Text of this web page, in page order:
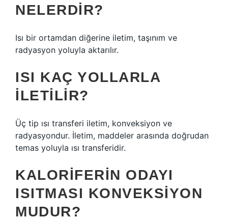
NELERDIR?
Isı bir ortamdan diğerine iletim, taşınım ve
radyasyon yoluyla aktarılır.
ISI KAÇ YOLLARLA
ILETILIR?
Üç tip ısı transferi iletim, konveksiyon ve
radyasyondur. İletim, maddeler arasında doğrudan
temas yoluyla ısı transferidir.
KALORIFERIN ODAYI
ISITMASI KONVEKSIYON
MUDUR?